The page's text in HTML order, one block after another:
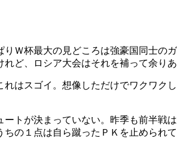
Ｗ杯最大の見どころは強豪国同士の
ど、ロシア大会はそれを補って余り
はスゴイ。想像しただけでワクワク
トが決まっていない。昨季も前半戦
の１点は自ら蹴ったＰＫを止められ